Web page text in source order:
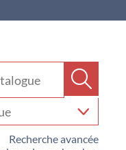
Recherche avancée